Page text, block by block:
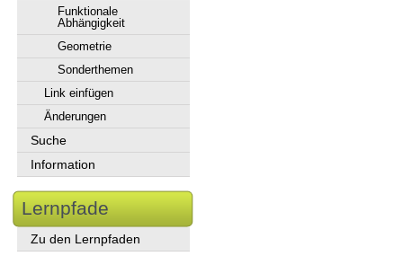
Funktionale
Abhängigkeit
Geometrie
Sonderthemen
Link einfügen
Änderungen
Suche
Information
Lernpfade
Zu den Lernpfaden